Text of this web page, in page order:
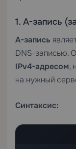
1. A-запись
A-запись
DNS-записью.
IPv4-адресом,
на нужный
Синтаксис: